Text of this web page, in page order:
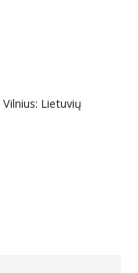
Vilnius: Lietuvių